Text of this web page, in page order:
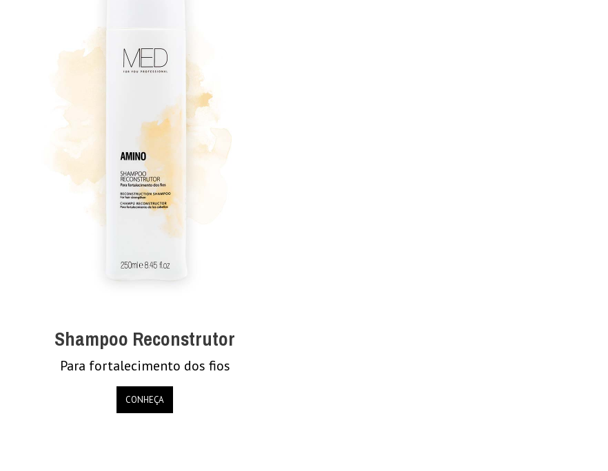
Shampoo Reconstrutor
Para fortalecimento dos fios
CONHEÇA